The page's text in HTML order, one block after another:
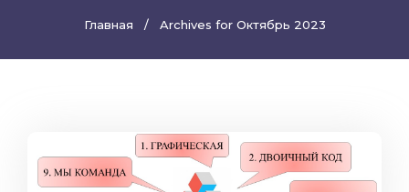
Главная Archives for Октябрь 2023